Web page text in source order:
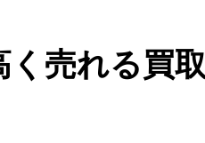
く売れる買取